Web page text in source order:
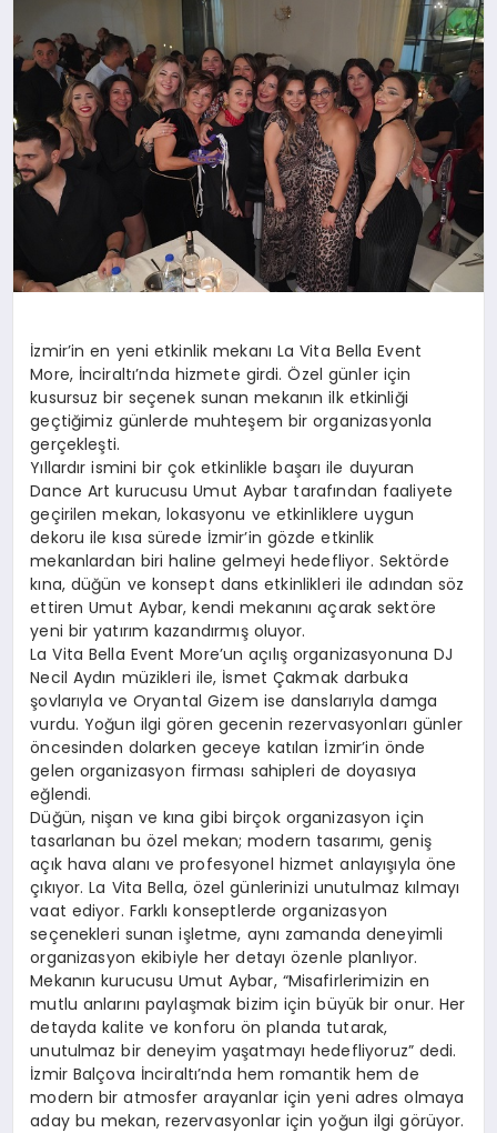
İzmir’in en yeni etkinlik mekanı La Vita Bella Event
More, İnciraltı’nda hizmete girdi. Özel günler için
kusursuz bir seçenek sunan mekanın ilk etkinliği
geçtiğimiz günlerde muhteşem bir organizasyonla
gerçekleşti.
Yıllardır ismini bir çok etkinlikle başarı ile duyuran
Dance Art kurucusu Umut Aybar tarafından faaliyete
geçirilen mekan, lokasyonu ve etkinliklere uygun
dekoru ile kısa sürede İzmir’in gözde etkinlik
mekanlardan biri haline gelmeyi hedefliyor. Sektörde
kına, düğün ve konsept dans etkinlikleri ile adından söz
ettiren Umut Aybar, kendi mekanını açarak sektöre
yeni bir yatırım kazandırmış oluyor.
La Vita Bella Event More’un açılış organizasyonuna DJ
Necil Aydın müzikleri ile, İsmet Çakmak darbuka
şovlarıyla ve Oryantal Gizem ise danslarıyla damga
vurdu. Yoğun ilgi gören gecenin rezervasyonları günler
öncesinden dolarken geceye katılan İzmir’in önde
gelen organizasyon firması sahipleri de doyasıya
eğlendi.
Düğün, nişan ve kına gibi birçok organizasyon için
tasarlanan bu özel mekan; modern tasarımı, geniş
açık hava alanı ve profesyonel hizmet anlayışıyla öne
çıkıyor. La Vita Bella, özel günlerinizi unutulmaz kılmayı
vaat ediyor. Farklı konseptlerde organizasyon
seçenekleri sunan işletme, aynı zamanda deneyimli
organizasyon ekibiyle her detayı özenle planlıyor.
Mekanın kurucusu Umut Aybar, “Misafirlerimizin en
mutlu anlarını paylaşmak bizim için büyük bir onur. Her
detayda kalite ve konforu ön planda tutarak,
unutulmaz bir deneyim yaşatmayı hedefliyoruz” dedi.
İzmir Balçova İnciraltı’nda hem romantik hem de
modern bir atmosfer arayanlar için yeni adres olmaya
aday bu mekan, rezervasyonlar için yoğun ilgi görüyor.